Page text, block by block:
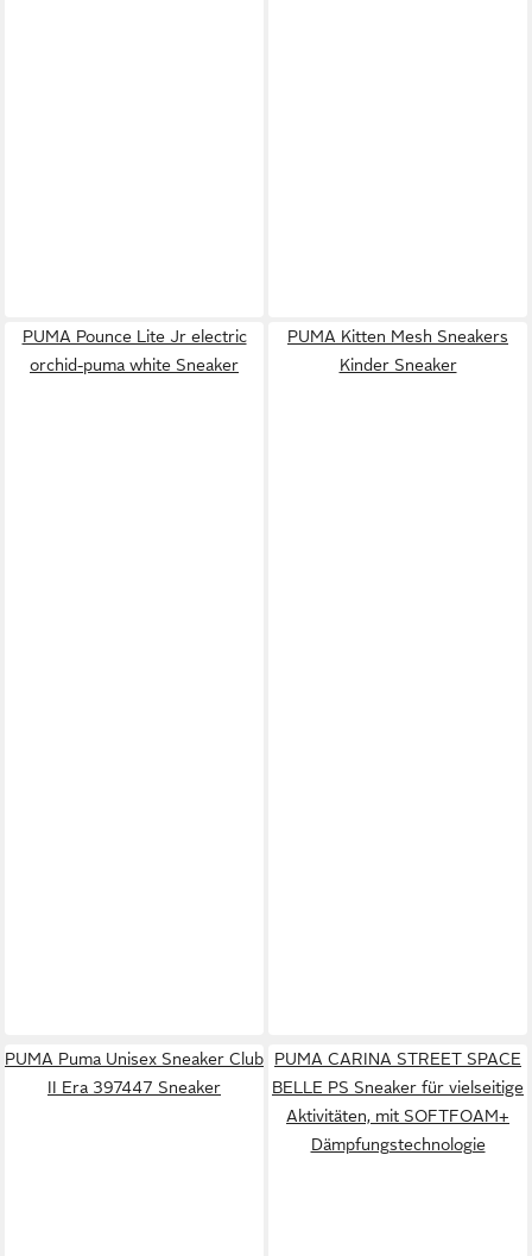
PUMA Pounce Lite Jr electric
orchid-puma white Sneaker
PUMA Kitten Mesh Sneakers
Kinder Sneaker
PUMA Puma Unisex Sneaker Club
II Era 397447 Sneaker
PUMA CARINA STREET SPACE
BELLE PS Sneaker für vielseitige
Aktivitäten, mit SOFTFOAM+
Dämpfungstechnologie